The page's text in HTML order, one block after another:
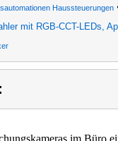
Haussteuerungen
mit RGB-CCT-LEDs,
im Büro